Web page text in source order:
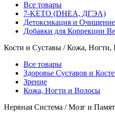
Все товары
7-KETO (DHEA, ДГЭА)
Детоксикация и Очищение
Добавки для Коррекции
Кости и Суставы / Кожа, Ногти,
Все товары
Здоровье Суставов и
Зрение
Кожа, Ногти и Волосы
Нервная Система / Мозг и